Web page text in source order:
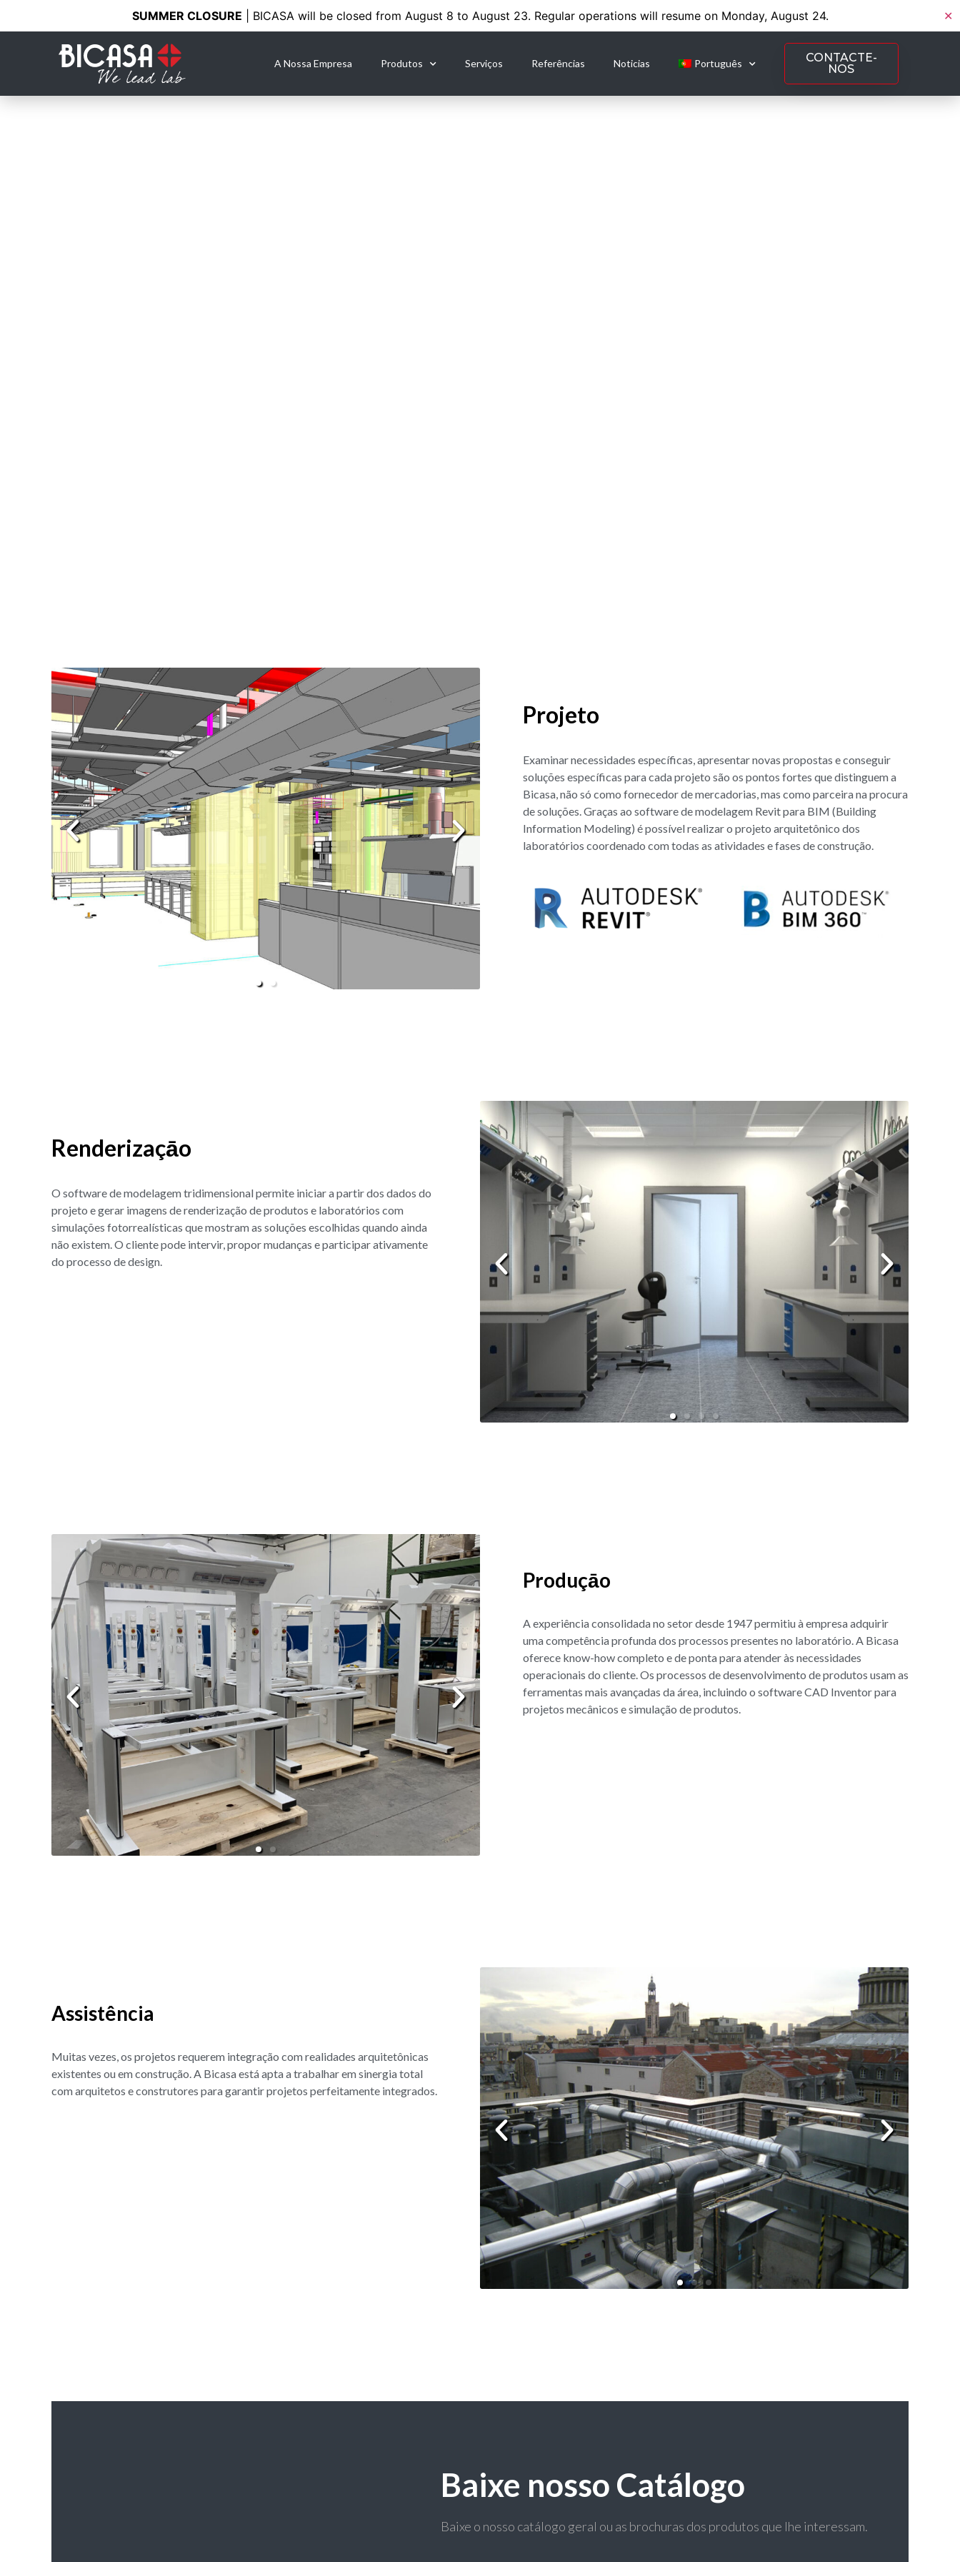
SUMMER CLOSURE | BICASA will be closed from August 8 to August 23. Regular operations will resume on Monday, August 24. ✕
A Nossa Empresa Produtos Serviços Referências Noticias Português
CONTACTE-
NOS
Projeto
Examinar necessidades específicas, apresentar novas propostas e conseguir
soluções específicas para cada projeto são os pontos fortes que distinguem a
Bicasa, não só como fornecedor de mercadorias, mas como parceira na procura
de soluções. Graças ao software de modelagem Revit para BIM (Building
Information Modeling) é possível realizar o projeto arquitetônico dos
laboratórios coordenado com todas as atividades e fases de construção.
Renderizaçāo
O software de modelagem tridimensional permite iniciar a partir dos dados do
projeto e gerar imagens de renderização de produtos e laboratórios com
simulações fotorrealísticas que mostram as soluções escolhidas quando ainda
não existem. O cliente pode intervir, propor mudanças e participar ativamente
do processo de design.
Produçāo
A experiência consolidada no setor desde 1947 permitiu à empresa adquirir
uma competência profunda dos processos presentes no laboratório. A Bicasa
oferece know-how completo e de ponta para atender às necessidades
operacionais do cliente. Os processos de desenvolvimento de produtos usam as
ferramentas mais avançadas da área, incluindo o software CAD Inventor para
projetos mecânicos e simulação de produtos.
Assistência
Muitas vezes, os projetos requerem integração com realidades arquitetônicas
existentes ou em construção. A Bicasa está apta a trabalhar em sinergia total
com arquitetos e construtores para garantir projetos perfeitamente integrados.
Baixe nosso Catálogo
Baixe o nosso catálogo geral ou as brochuras dos produtos que lhe interessam.